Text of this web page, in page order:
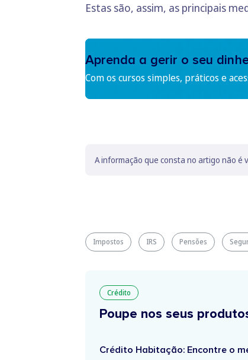
Estas são, assim, as principais
Aprenda a gerir o seu
Com os cursos simples, práticos e
A informação que consta no artigo não
Impostos IRS Pensões
Crédito
Poupe nos seus
Crédito Habitação: Encontre o